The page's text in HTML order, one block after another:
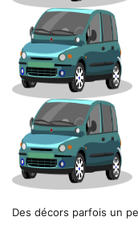
Des décors parfois un